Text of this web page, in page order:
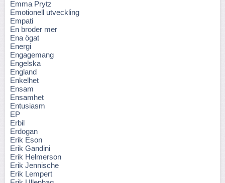
Emma Prytz
Emotionell utveckling
Empati
En broder mer
Ena ögat
Energi
Engagemang
Engelska
England
Enkelhet
Ensam
Ensamhet
Entusiasm
EP
Erbil
Erdogan
Erik Eson
Erik Gandini
Erik Helmerson
Erik Jennische
Erik Lempert